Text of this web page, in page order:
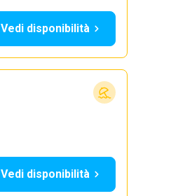
Vedi disponibilità
Vedi disponibilità